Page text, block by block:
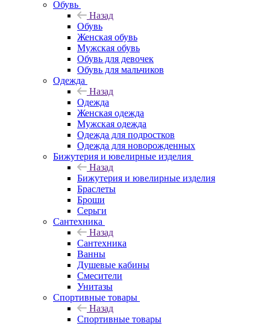
Обувь
Назад
Обувь
Женская обувь
Мужская обувь
Обувь для девочек
Обувь для мальчиков
Одежда
Назад
Одежда
Женская одежда
Мужская одежда
Одежда для подростков
Одежда для новорожденных
Бижутерия и ювелирные изделия
Назад
Бижутерия и ювелирные изделия
Браслеты
Броши
Серьги
Сантехника
Назад
Сантехника
Ванны
Душевые кабины
Смесители
Унитазы
Спортивные товары
Назад
Спортивные товары